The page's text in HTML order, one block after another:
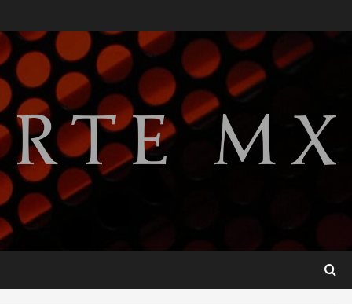
2
a jornaleros agrícolas
agosto 6, 2026
3
Turista muere ahogado en
alberca de hotel en Acapulco;
familiares pidieron ayuda
ante falta de personal
capacitado
por bonos de TV Azteca